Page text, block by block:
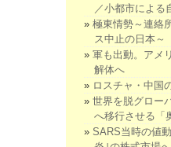
／小都市による
極東情勢～連絡
ス中止の日本～
軍も出動。アメ
解体へ
ロスチャ・中国
世界を脱グロー
へ移行させる「
SARS当時の値